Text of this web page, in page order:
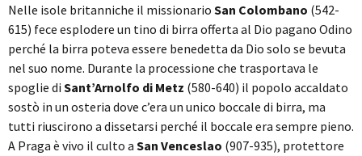
Nelle isole britanniche il missionario San Colombano (542-
615) fece esplodere un tino di birra offerta al Dio pagano Odino
perché la birra poteva essere benedetta da Dio solo se bevuta
nel suo nome. Durante la processione che trasportava le
spoglie di Sant’Arnolfo di Metz (580-640) il popolo accaldato
sostò in un osteria dove c’era un unico boccale di birra, ma
tutti riuscirono a dissetarsi perché il boccale era sempre pieno.
A Praga è vivo il culto a San Venceslao (907-935), protettore